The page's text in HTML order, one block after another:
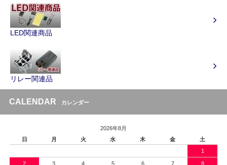
LED関連商品
リレー関連品
CALENDAR カレンダー
2026年8月
日
月 火 水 木 金
土
1
2 3 4 5 6 7 8